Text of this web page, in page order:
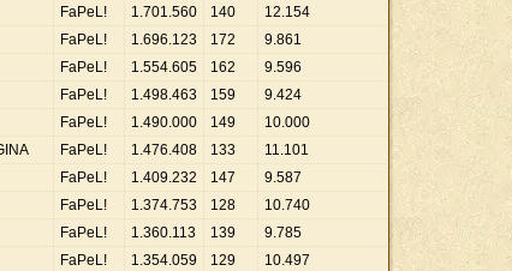
FaPeL! 1.701.560 140 12.154
FaPeL! 1.696.123 172 9.861
FaPeL! 1.554.605 162 9.596
FaPeL! 1.498.463 159 9.424
FaPeL! 1.490.000 149 10.000
FaPeL! 1.476.408 133 11.101
FaPeL! 1.409.232 147 9.587
FaPeL! 1.374.753 128 10.740
FaPeL! 1.360.113 139 9.785
FaPeL! 1.354.059 129 10.497